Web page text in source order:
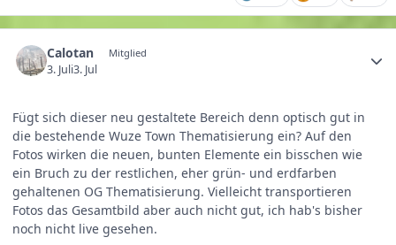
Calotan Mitglied
3. Juli3. Jul
Fügt sich dieser neu gestaltete Bereich denn optisch gut in
die bestehende Wuze Town Thematisierung ein? Auf den
Fotos wirken die neuen, bunten Elemente ein bisschen wie
ein Bruch zu der restlichen, eher grün- und erdfarben
gehaltenen OG Thematisierung. Vielleicht transportieren
Fotos das Gesamtbild aber auch nicht gut, ich hab's bisher
noch nicht live gesehen.